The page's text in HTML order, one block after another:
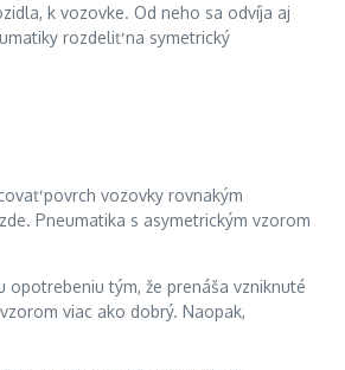
k vozovke. Od neho sa odvíja aj
rozdeliť na symetrický
povrch vozovky rovnakým
Pneumatika s asymetrickým vzorom
tým, že prenáša vzniknuté
viac ako dobrý. Naopak,